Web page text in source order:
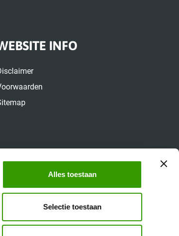
Alles toestaan
Selectie toestaan
INFO